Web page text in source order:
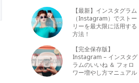
【最新】インスタグラム
（Instagram）でストー
リーを最大限に活用する
方法！
【完全保存版】
Instagram – インスタグ
ラムのいいね ＆ フォロ
ワー増やし方マニュアル